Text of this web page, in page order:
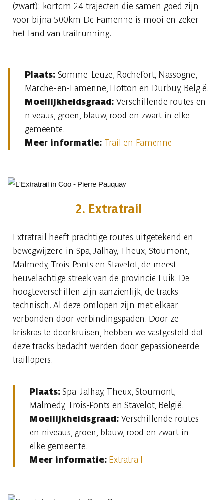
(zwart): kortom 24 trajecten die samen goed zijn
voor bijna 500km De Famenne is mooi en zeker
het land van trailrunning.
Plaats: Somme-Leuze, Rochefort, Nassogne,
Marche-en-Famenne, Hotton en Durbuy, België.
Moeilijkheidsgraad: Verschillende routes en
niveaus, groen, blauw, rood en zwart in elke
gemeente.
Meer informatie: Trail en Famenne
2. Extratrail
Extratrail heeft prachtige routes uitgetekend en
bewegwijzerd in Spa, Jalhay, Theux, Stoumont,
Malmedy, Trois-Ponts en Stavelot, de meest
heuvelachtige streek van de provincie Luik. De
hoogteverschillen zijn aanzienlijk, de tracks
technisch. Al deze omlopen zijn met elkaar
verbonden door verbindingspaden. Door ze
kriskras te doorkruisen, hebben we vastgesteld dat
deze tracks bedacht werden door gepassioneerde
traillopers.
Plaats: Spa, Jalhay, Theux, Stoumont,
Malmedy, Trois-Ponts en Stavelot, België.
Moeilijkheidsgraad: Verschillende routes
en niveaus, groen, blauw, rood en zwart in
elke gemeente.
Meer informatie: Extratrail